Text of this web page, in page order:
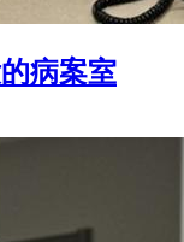
病案室